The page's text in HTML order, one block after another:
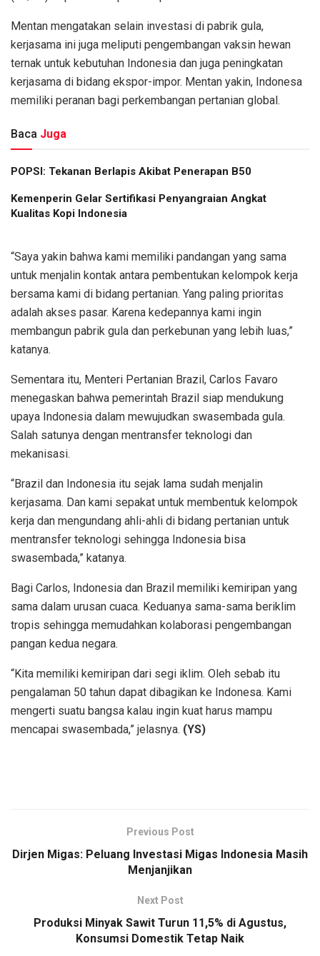
Mentan mengatakan selain investasi di pabrik gula,
kerjasama ini juga meliputi pengembangan vaksin hewan
ternak untuk kebutuhan Indonesia dan juga peningkatan
kerjasama di bidang ekspor-impor. Mentan yakin, Indonesa
memiliki peranan bagi perkembangan pertanian global.
Baca Juga
POPSI: Tekanan Berlapis Akibat Penerapan B50
Kemenperin Gelar Sertifikasi Penyangraian Angkat
Kualitas Kopi Indonesia
“Saya yakin bahwa kami memiliki pandangan yang sama
untuk menjalin kontak antara pembentukan kelompok kerja
bersama kami di bidang pertanian. Yang paling prioritas
adalah akses pasar. Karena kedepannya kami ingin
membangun pabrik gula dan perkebunan yang lebih luas,”
katanya.
Sementara itu, Menteri Pertanian Brazil, Carlos Favaro
menegaskan bahwa pemerintah Brazil siap mendukung
upaya Indonesia dalam mewujudkan swasembada gula.
Salah satunya dengan mentransfer teknologi dan
mekanisasi.
“Brazil dan Indonesia itu sejak lama sudah menjalin
kerjasama. Dan kami sepakat untuk membentuk kelompok
kerja dan mengundang ahli-ahli di bidang pertanian untuk
mentransfer teknologi sehingga Indonesia bisa
swasembada,” katanya.
Bagi Carlos, Indonesia dan Brazil memiliki kemiripan yang
sama dalam urusan cuaca. Keduanya sama-sama beriklim
tropis sehingga memudahkan kolaborasi pengembangan
pangan kedua negara.
“Kita memiliki kemiripan dari segi iklim. Oleh sebab itu
pengalaman 50 tahun dapat dibagikan ke Indonesa. Kami
mengerti suatu bangsa kalau ingin kuat harus mampu
mencapai swasembada,” jelasnya. (YS)
Previous Post
Dirjen Migas: Peluang Investasi Migas Indonesia Masih
Menjanjikan
Next Post
Produksi Minyak Sawit Turun 11,5% di Agustus,
Konsumsi Domestik Tetap Naik